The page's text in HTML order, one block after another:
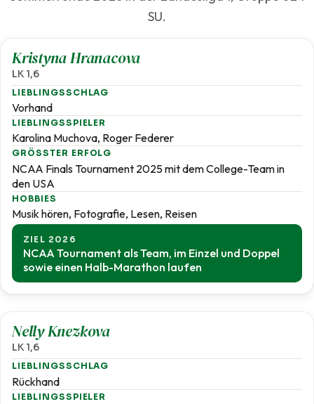
SU.
Kristyna Hranacova
LK 1,6
LIEBLINGSSCHLAG
Vorhand
LIEBLINGSSPIELER
Karolina Muchova, Roger Federer
GRÖSSTER ERFOLG
NCAA Finals Tournament 2025 mit dem College-Team in
den USA
HOBBIES
Musik hören, Fotografie, Lesen, Reisen
ZIEL 2026
NCAA Tournament als Team, im Einzel und Doppel
sowie einen Halb-Marathon laufen
Nelly Knezkova
LK 1,6
LIEBLINGSSCHLAG
Rückhand
LIEBLINGSSPIELER